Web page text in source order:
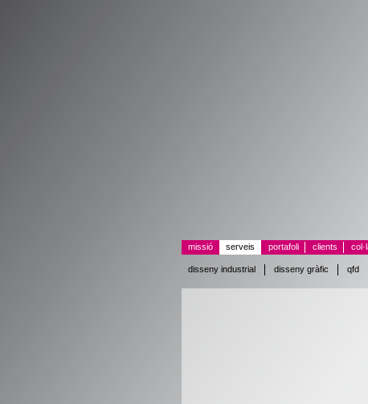
missió serveis
disseny industrial disseny gràfic qfd
portafoli clients